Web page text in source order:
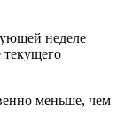
неделе
текущего
меньше, чем